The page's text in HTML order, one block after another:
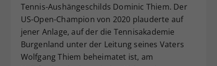
Tennis-Aushängeschilds Dominic Thiem. Der
US-Open-Champion von 2020 plauderte auf
jener Anlage, auf der die Tennisakademie
Burgenland unter der Leitung seines Vaters
Wolfgang Thiem beheimatet ist, am